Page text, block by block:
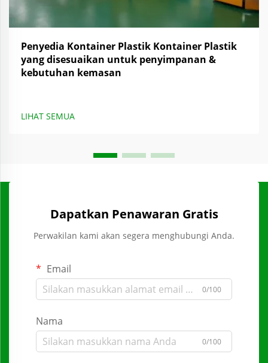
Penyedia Kontainer Plastik Kontainer Plastik
yang disesuaikan untuk penyimpanan &
kebutuhan kemasan
LIHAT SEMUA
Dapatkan Penawaran Gratis
Perwakilan kami akan segera menghubungi Anda.
Email
0/100
Nama
0/100